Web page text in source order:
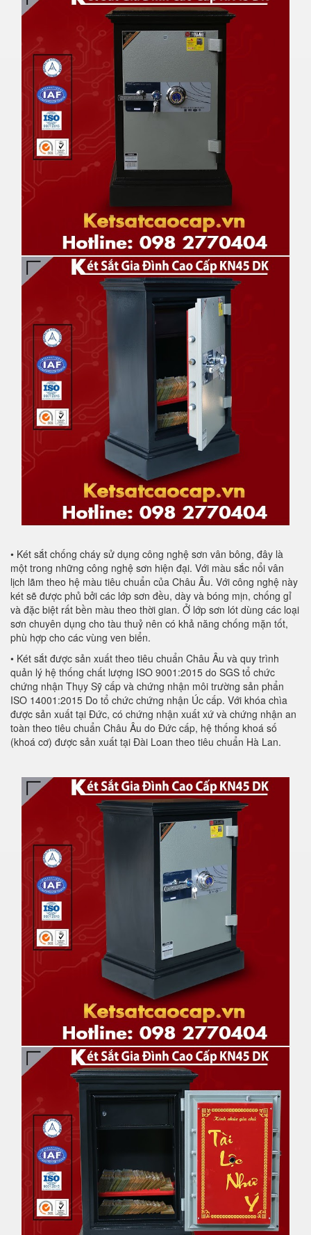
• Két sắt chống cháy sử dụng công nghệ sơn vân bông, đây là
một trong những công nghệ sơn hiện đại. Với màu sắc nổi vân
lịch lãm theo hệ màu tiêu chuẩn của Châu Âu. Với công nghệ này
két sẽ được phủ bởi các lớp sơn đều, dày và bóng mịn, chống gỉ
và đặc biệt rất bền màu theo thời gian. Ở lớp sơn lót dùng các loại
sơn chuyên dụng cho tàu thuỷ nên có khả năng chống mặn tốt,
phù hợp cho các vùng ven biển.
• Két sắt được sản xuất theo tiêu chuẩn Châu Âu và quy trình
quản lý hệ thống chất lượng ISO 9001:2015 do SGS tổ chức
chứng nhận Thụy Sỹ cấp và chứng nhận môi trường sản phẩn
ISO 14001:2015 Do tổ chức chứng nhận Úc cấp. Với khóa chìa
được sản xuất tại Đức, có chứng nhận xuất xứ và chứng nhận an
toàn theo tiêu chuẩn Châu Âu do Đức cấp, hệ thống khoá số
(khoá cơ) được sản xuất tại Đài Loan theo tiêu chuẩn Hà Lan.